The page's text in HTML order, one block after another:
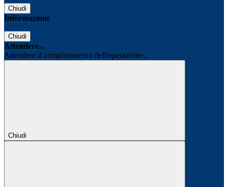
Chiudi
Informazione
Chiudi
Attendere...
Attendere il completamento dell'operazione...
Chiudi